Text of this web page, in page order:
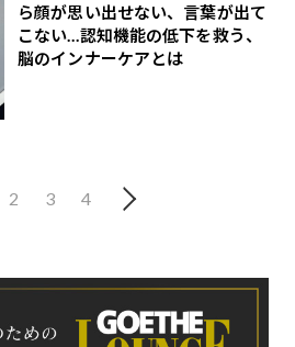
ら顔が思い出せない、言葉が出て
こない…認知機能の低下を救う、
脳のインナーケアとは
2 3 4